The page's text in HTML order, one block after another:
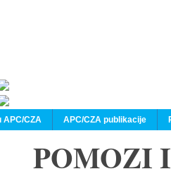
APC/CZA publikacije
APC/CZA
POMOZI